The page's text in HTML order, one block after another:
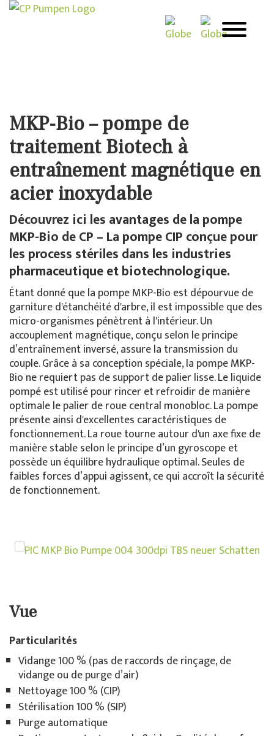
MKP-Bio – pompe de
traitement Biotech à
entraînement magnétique en
acier inoxydable
Découvrez ici les avantages de la pompe
MKP-Bio de CP – La pompe CIP conçue pour
les process stériles dans les industries
pharmaceutique et biotechnologique.
Étant donné que la pompe MKP-Bio est dépourvue de
garniture d'étanchéité d'arbre, il est impossible que des
micro-organismes pénètrent à l'intérieur. Un
accouplement magnétique, conçu selon le principe
d’entraînement inversé, assure la transmission du
couple. Grâce à sa conception spéciale, la pompe MKP-
Bio ne requiert pas de support de palier lisse. Le liquide
pompé est utilisé pour rincer et refroidir de manière
optimale le palier de roue central monobloc. La pompe
présente ainsi d'excellentes caractéristiques de
fonctionnement. La roue tourne autour d'un axe fixe de
manière stable selon le principe d’un gyroscope et
possède un équilibre hydraulique optimal. Seules de
faibles forces d’appui agissent, ce qui accroît la sécurité
de fonctionnement.
Vue
Particularités
Vidange 100 % (pas de raccords de rinçage, de
vidange ou de purge d’air)
Nettoyage 100 % (CIP)
Stérilisation 100 % (SIP)
Purge automatique